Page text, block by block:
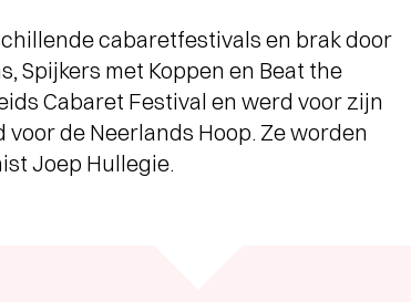
cabaretfestivals en brak door
Spijkers met Koppen en Beat the
Cabaret Festival en werd voor zijn
de Neerlands Hoop. Ze worden
Joep Hullegie.